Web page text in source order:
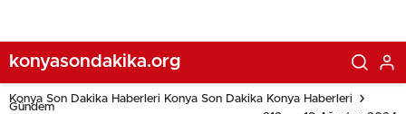
konyasondakika.org
Konya Son Dakika Haberleri Konya Son Dakika Konya Haberleri
Gündem